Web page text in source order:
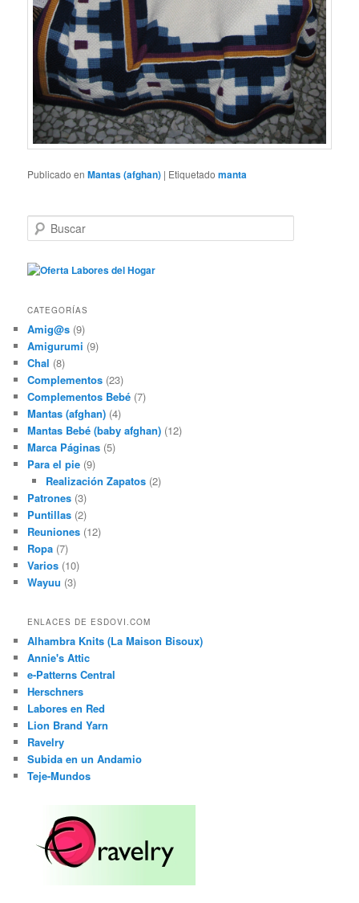
Publicado en Mantas (afghan) | Etiquetado manta
u
c
CATEGORÍAS
Amig@s (9)
Amigurumi (9)
Chal (8)
Complementos (23)
Complementos Bebé (7)
Mantas (afghan) (4)
Mantas Bebé (baby afghan) (12)
Marca Páginas (5)
Para el pie (9)
Realización Zapatos(2)
Patrones (3)
Puntillas (2)
Reuniones (12)
Ropa (7)
Varios (10)
Wayuu (3)
ENLACES DE ESDOVI.COM
Alhambra Knits (La Maison Bisoux)
Annie's Attic
e-Patterns Central
Herschners
Labores en Red
Lion Brand Yarn
Ravelry
Subida en un Andamio
Teje-Mundos